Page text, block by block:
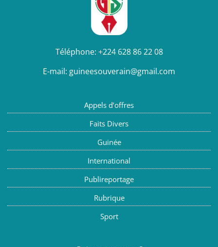
Téléphone: +224 628 86 22 08
E-mail: guineesouverain@gmail.com
Appels d’offres
Faits Divers
Guinée
International
Publireportage
Rubrique
Sport